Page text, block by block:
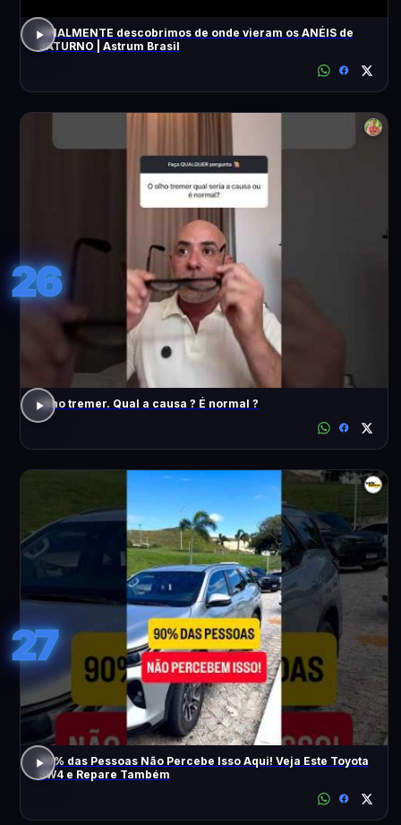
FINALMENTE descobrimos de onde vieram os ANÉIS de
SATURNO | Astrum Brasil
26
Olho tremer. Qual a causa ? É normal ?
27
90% das Pessoas Não Percebe Isso Aqui! Veja Este Toyota
SW4 e Repare Também